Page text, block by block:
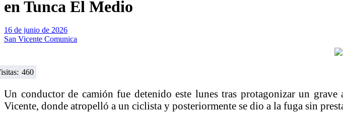
en Tunca El Medio
16 de junio de 2026
San Vicente Comunica
460
Un conductor de camión fue detenido este lunes tras protagonizar un
Vicente, donde atropelló a un ciclista y posteriormente se dio a la fuga sin